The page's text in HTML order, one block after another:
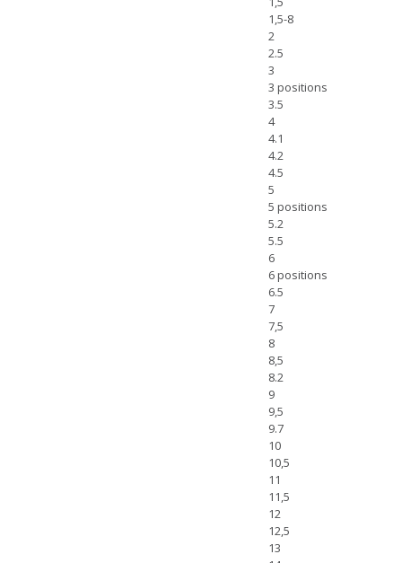
1,5-8
2
2.5
3
3 positions
3.5
4
4.1
4.2
4.5
5
5 positions
5.2
5.5
6
6 positions
6.5
7
7,5
8
8,5
8.2
9
9,5
9.7
10
10,5
11
11,5
12
12,5
13